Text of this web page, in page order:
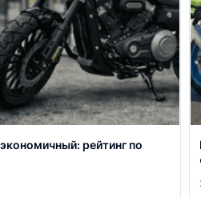
рейтинг по